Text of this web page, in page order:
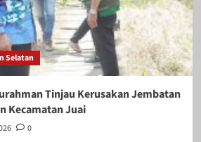
Selatan
Tinjau Kerusakan Jembatan
Kecamatan Juai
0